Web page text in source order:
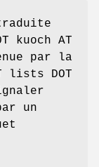
kuoch AT
par la
lists DOT
un